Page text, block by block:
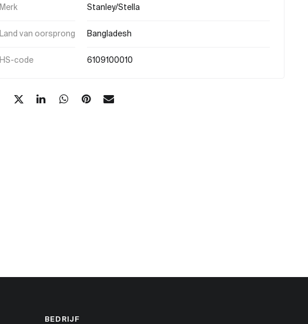
Merk Stanley/Stella
Land van oorsprong Bangladesh
HS-code 6109100010
BEDRIJF